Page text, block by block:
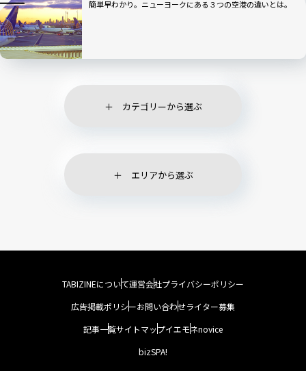
簡単早わかり。ニューヨークにある３つの空港の違いとは。
カテゴリーから選ぶ
エリアから選ぶ
TABIZINEについて運営会社プライバシーポリシー
広告掲載ポリシーお問い合わせライター募集
記事一覧サイトマップイエモネnovice
bizSPA!